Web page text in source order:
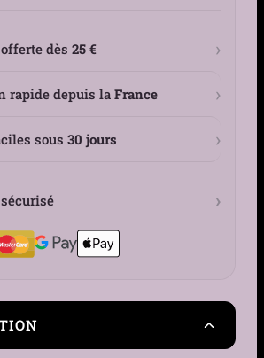
dès 25 € ›
rapide depuis la France ›
sous 30 jours ›
›